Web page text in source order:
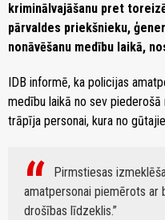
kriminālvajāšanu pret
pārvaldes priekšnieku,
nonāvēšanu medību laikā,
IDB informē, ka policijas
medību laikā no sev
trāpīja personai, kura no
Pirmstiesas
amatpersonai piemērots ar
drošības līdzeklis.